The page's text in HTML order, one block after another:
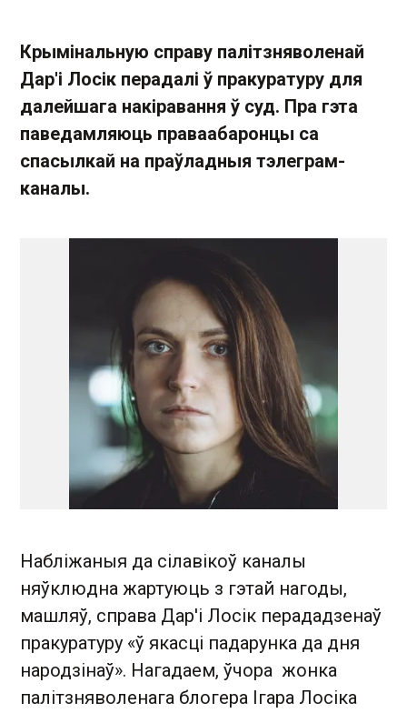
Крымінальную справу палітзняволенай
Дар'і Лосік перадалі ў пракуратуру для
далейшага накіравання ў суд. Пра гэта
паведамляюць праваабаронцы са
спасылкай на праўладныя тэлеграм-
каналы.
Набліжаныя да сілавікоў каналы
няўклюдна жартуюць з гэтай нагоды,
машляў, справа Дар'і Лосік перададзенаў
пракуратуру «ў якасці падарунка да дня
народзінаў». Н агадаем, ўчора жонка
палітзняволенага блогера Ігара Лосіка